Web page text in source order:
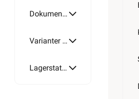
Dokumentasjon
Varianter av artikkel
Lagerstatus